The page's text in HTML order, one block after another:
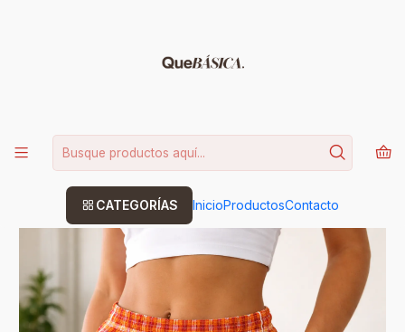
CATEGORÍAS InicioProductosContacto
Short adidas vintage Talla M